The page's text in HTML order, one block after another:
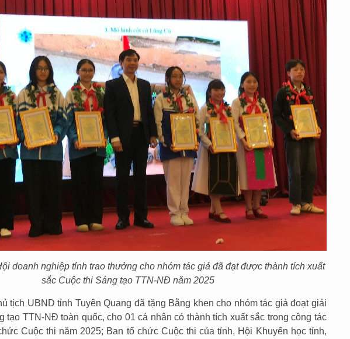
doanh nghiệp tỉnh trao thưởng cho nhóm tác giả đã đạt được thành tích xuất
sắc Cuộc thi Sáng tạo TTN-NĐ năm 2025
tịch UBND tỉnh Tuyên Quang đã tặng Bằng khen cho nhóm tác giả đoạt giải
tạo TTN-NĐ toàn quốc, cho 01 cá nhân có thành tích xuất sắc trong công tác
Cuộc thi năm 2025; Ban tổ chức Cuộc thi của tỉnh, Hội Khuyến học tỉnh,